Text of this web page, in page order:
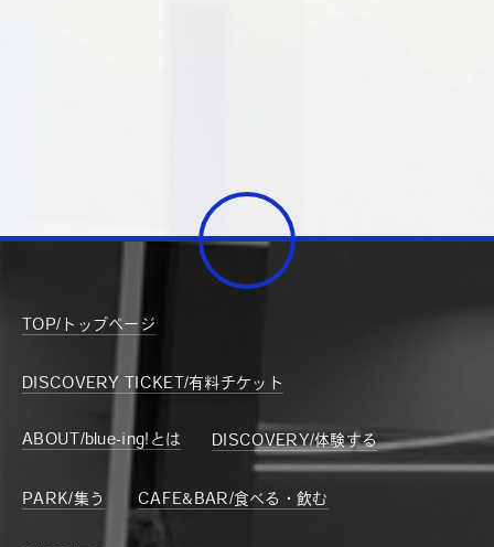
TOP/トップページ
DISCOVERY TICKET/有料チケット
ABOUT/blue-ing!とは DISCOVERY/体験する
PARK/集う CAFE&BAR/食べる・飲む